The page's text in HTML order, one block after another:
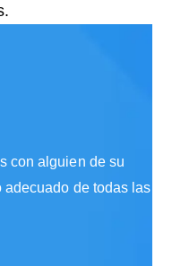
con alguien de su
de todas las